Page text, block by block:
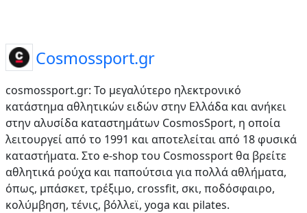
Cosmossport.gr
cosmossport.gr: Το μεγαλύτερο ηλεκτρονικό
κατάστημα αθλητικών ειδών στην Ελλάδα και ανήκει
στην αλυσίδα καταστημάτων CosmosSport, η οποία
λειτουργεί από το 1991 και αποτελείται από 18 φυσικά
καταστήματα. Στο e-shop του Cosmossport θα βρείτε
αθλητικά ρούχα και παπούτσια για πολλά αθλήματα,
όπως, μπάσκετ, τρέξιμο, crossfit, σκι, ποδόσφαιρο,
κολύμβηση, τένις, βόλλεϊ, yoga και pilates.